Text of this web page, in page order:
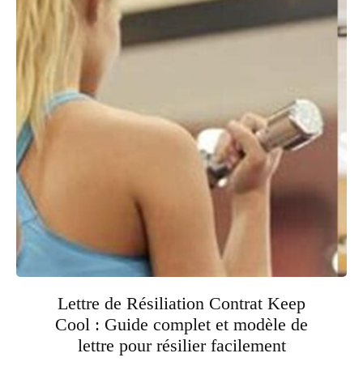
Lettre de Résiliation Contrat Keep
Cool : Guide complet et modèle de
lettre pour résilier facilement